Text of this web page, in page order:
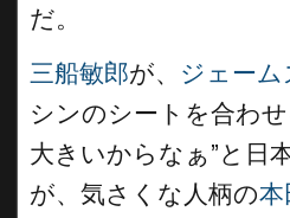
だ。
三船敏郎が、 ジェー
シンのシートを合わせ
大きいからなぁ”と日
が、気さくな人柄の本